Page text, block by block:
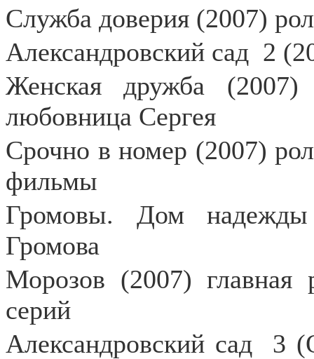
Служба доверия (2007)
Александровский сад 2
Женская дружба
любовница Сергея
Срочно в номер (2007)
фильмы
Громовы. Дом
Громова
Морозов (2007)
серий
Александровский сад
3